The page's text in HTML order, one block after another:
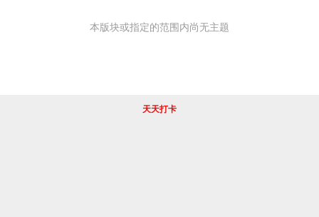
本版块或指定的范围内尚无主题
天天打卡